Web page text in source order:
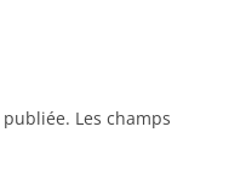
publiée. Les champs